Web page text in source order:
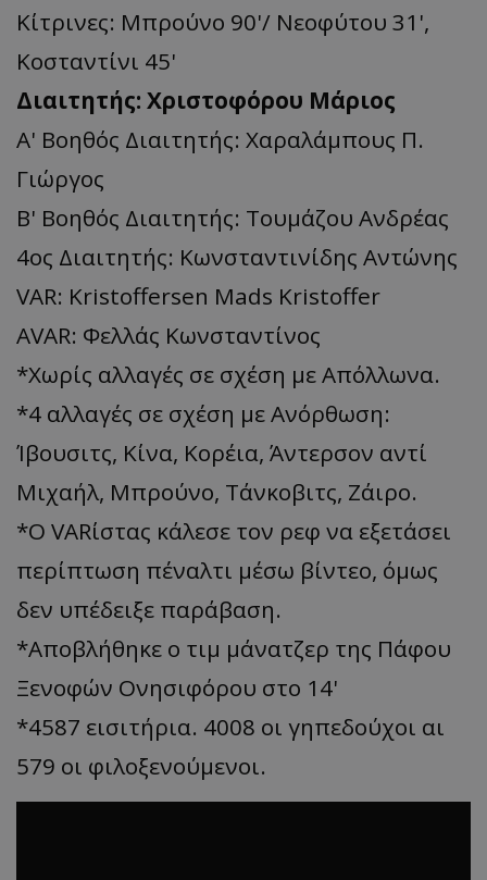
Κίτρινες: Μπρούνο 90'/ Νεοφύτου 31',
Κοσταντίνι 45'
Διαιτητής: Χριστοφόρου Μάριος
Α' Βοηθός Διαιτητής: Χαραλάμπους Π.
Γιώργος
Β' Βοηθός Διαιτητής: Τουμάζου Ανδρέας
4ος Διαιτητής: Κωνσταντινίδης Αντώνης
VAR: Kristoffersen Mads Kristοffer
AVAR: Φελλάς Κωνσταντίνος
*Χωρίς αλλαγές σε σχέση με Απόλλωνα.
*4 αλλαγές σε σχέση με Ανόρθωση:
Ίβουσιτς, Κίνα, Κορέια, Άντερσον αντί
Μιχαήλ, Μπρούνο, Τάνκοβιτς, Ζάιρο.
*Ο VARίστας κάλεσε τον ρεφ να εξετάσει
περίπτωση πέναλτι μέσω βίντεο, όμως
δεν υπέδειξε παράβαση.
*Αποβλήθηκε ο τιμ μάνατζερ της Πάφου
Ξενοφών Ονησιφόρου στο 14'
*4587 εισιτήρια. 4008 οι γηπεδούχοι αι
579 οι φιλοξενούμενοι.